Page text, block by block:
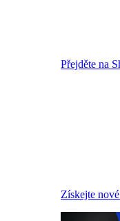
Přejděte na
Získejte